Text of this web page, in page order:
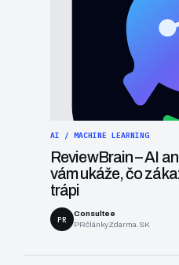
AI / MACHINE LEARNING
ReviewBrain – AI
vám ukáže, čo
trápi
PR
Consultee
PRčlánkyZdarma.SK